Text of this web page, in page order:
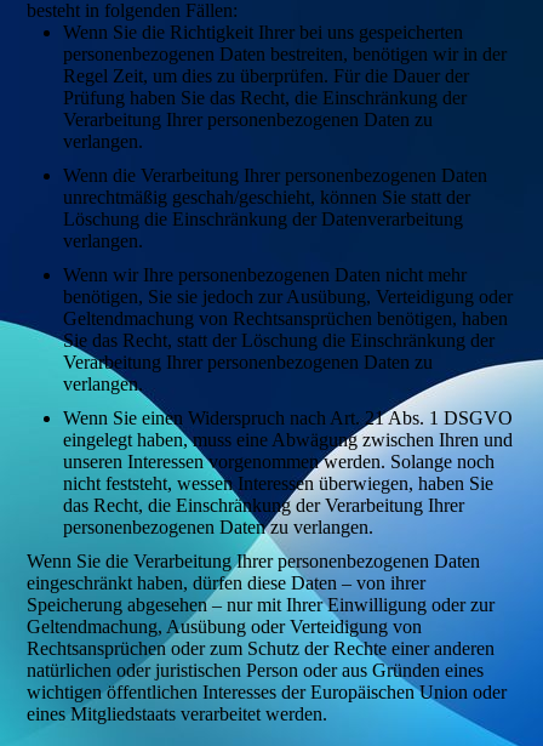
besteht in folgenden Fällen:
Wenn Sie die Richtigkeit Ihrer bei uns gespeicherten
personenbezogenen Daten bestreiten, benötigen wir in der
Regel Zeit, um dies zu überprüfen. Für die Dauer der
Prüfung haben Sie das Recht, die Einschränkung der
Verarbeitung Ihrer personenbezogenen Daten zu
verlangen.
Wenn die Verarbeitung Ihrer personenbezogenen Daten
unrechtmäßig geschah/geschieht, können Sie statt der
Löschung die Einschränkung der Datenverarbeitung
verlangen.
Wenn wir Ihre personenbezogenen Daten nicht mehr
benötigen, Sie sie jedoch zur Ausübung, Verteidigung oder
Geltendmachung von Rechtsansprüchen benötigen, haben
Sie das Recht, statt der Löschung die Einschränkung der
Verarbeitung Ihrer personenbezogenen Daten zu
verlangen.
Wenn Sie einen Widerspruch nach Art. 21 Abs. 1 DSGVO
eingelegt haben, muss eine Abwägung zwischen Ihren und
unseren Interessen vorgenommen werden. Solange noch
nicht feststeht, wessen Interessen überwiegen, haben Sie
das Recht, die Einschränkung der Verarbeitung Ihrer
personenbezogenen Daten zu verlangen.
Wenn Sie die Verarbeitung Ihrer personenbezogenen Daten
eingeschränkt haben, dürfen diese Daten – von ihrer
Speicherung abgesehen – nur mit Ihrer Einwilligung oder zur
Geltendmachung, Ausübung oder Verteidigung von
Rechtsansprüchen oder zum Schutz der Rechte einer anderen
natürlichen oder juristischen Person oder aus Gründen eines
wichtigen öffentlichen Interesses der Europäischen Union oder
eines Mitgliedstaats verarbeitet werden.